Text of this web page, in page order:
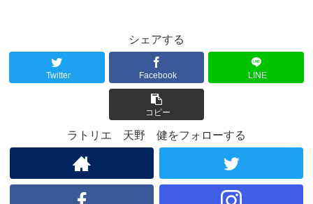
シェアする
Twitter Facebook LINE
コピー
ラトリエ 天野 健をフォローする